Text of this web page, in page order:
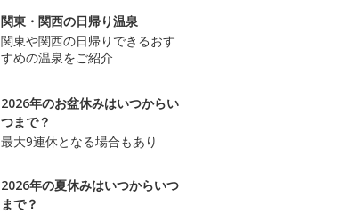
関東・関西の日帰り温泉
関東や関西の日帰りできるおす
すめの温泉をご紹介
2026年のお盆休みはいつからい
つまで？
最大9連休となる場合もあり
2026年の夏休みはいつからいつ
まで？